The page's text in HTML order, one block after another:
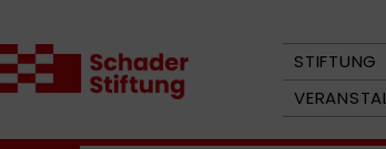
STIFTUNG